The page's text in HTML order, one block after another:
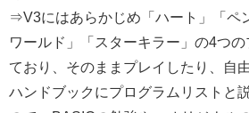
⇒V3にはあらかじめ「ハート」「ペ
ワールド」「スターキラー」の4つ
ており、そのままプレイしたり、自
ハンドブックにプログラムリストと